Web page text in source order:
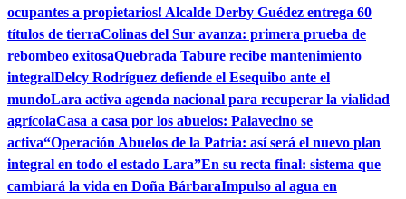
ocupantes a propietarios! Alcalde Derby Guédez entrega 60
títulos de tierraColinas del Sur avanza: primera prueba de
rebombeo exitosaQuebrada Tabure recibe mantenimiento
integralDelcy Rodríguez defiende el Esequibo ante el
mundoLara activa agenda nacional para recuperar la vialidad
agrícolaCasa a casa por los abuelos: Palavecino se
activa“Operación Abuelos de la Patria: así será el nuevo plan
integral en todo el estado Lara”En su recta final: sistema que
cambiará la vida en Doña BárbaraImpulso al agua en